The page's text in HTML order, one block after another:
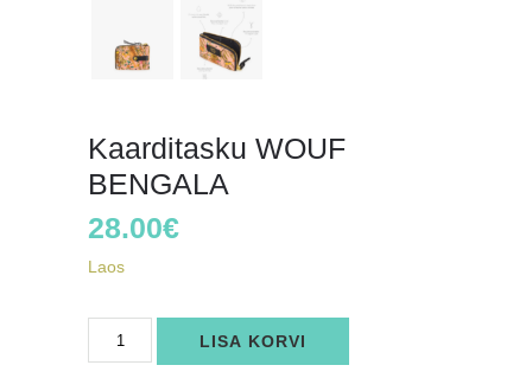
Kaarditasku WOUF
BENGALA
28.00€
Laos
WOUF
BENGALA
LISA KORVI